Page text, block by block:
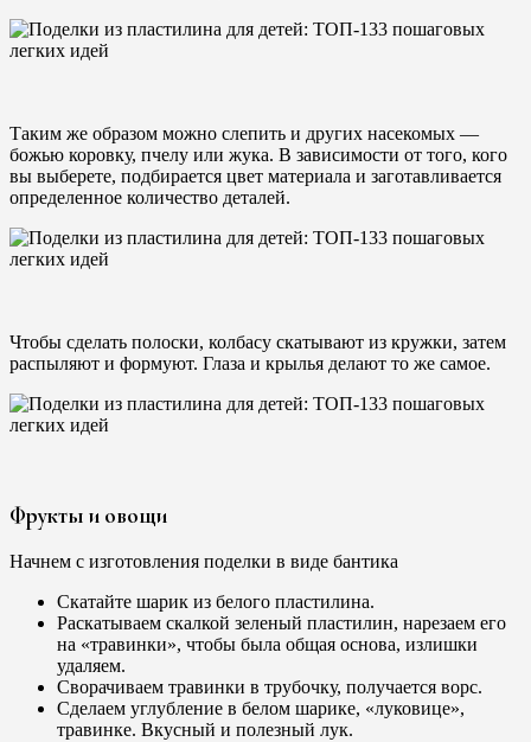
Таким же образом можно слепить и других насекомых —
божью коровку, пчелу или жука. В зависимости от того, кого
вы выберете, подбирается цвет материала и заготавливается
определенное количество деталей.
Чтобы сделать полоски, колбасу скатывают из кружки, затем
распыляют и формуют. Глаза и крылья делают то же самое.
Фрукты и овощи
Начнем с изготовления поделки в виде бантика
Скатайте шарик из белого пластилина.
Раскатываем скалкой зеленый пластилин, нарезаем его
на «травинки», чтобы была общая основа, излишки
удаляем.
Сворачиваем травинки в трубочку, получается ворс.
Сделаем углубление в белом шарике, «луковице»,
травинке. Вкусный и полезный лук.